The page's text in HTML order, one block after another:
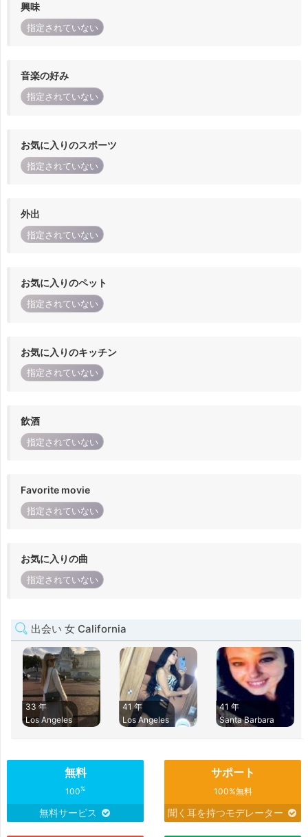
興味
指定されていない
音楽の好み
指定されていない
お気に入りのスポーツ
指定されていない
外出
指定されていない
お気に入りのペット
指定されていない
お気に入りのキッチン
指定されていない
飲酒
指定されていない
Favorite movie
指定されていない
お気に入りの曲
指定されていない
出会い 女 California
33 年
Los Angeles
41 年
Los Angeles
41 年
Santa Barbara
無料
100%
無料サービス
サポート
100%無料
聞く耳を持つモデレーター